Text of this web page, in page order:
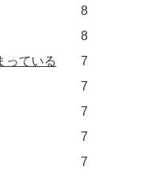
8
8
っている
7
7
7
7
7